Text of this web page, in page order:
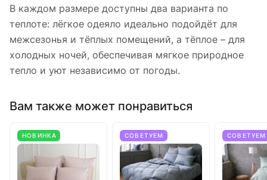
В каждом размере доступны два варианта по
теплоте: лёгкое одеяло идеально подойдёт для
межсезонья и тёплых помещений, а тёплое – для
холодных ночей, обеспечивая мягкое природное
тепло и уют независимо от погоды.
Вам также может понравиться
НОВИНКА СОВЕТУЕМ СОВЕТУЕМ